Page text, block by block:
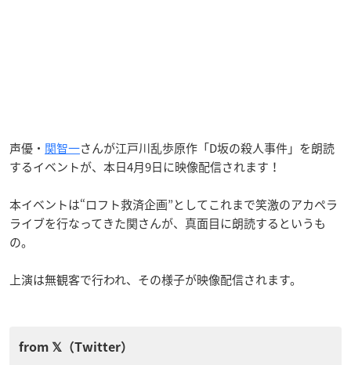
声優・ 関智一さんが江戸川乱歩原作「D坂の殺人事件」を朗読
するイベントが、本日4月9日に映像配信されます！
本イベントは“ロフト救済企画”としてこれまで笑激のアカペラ
ライブを行なってきた関さんが、真面目に朗読するというも
の。
上演は無観客で行われ、その様子が映像配信されます。